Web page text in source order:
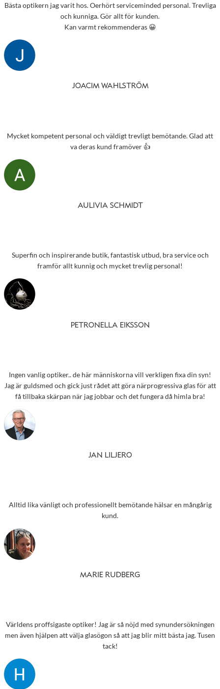
Bästa optikern jag varit hos. Oerhört serviceminded personal. Trevliga
och kunniga. Gör allt för kunden.
Kan varmt rekommenderas 😀
JOACIM WAHLSTRÖM
Mycket kompetent personal och väldigt trevligt bemötande. Glad att
va deras kund framöver 👍
AULIVIA SCHMIDT
Superfin och inspirerande butik, fantastisk utbud, bra service och
framför allt kunnig och mycket trevlig personal!
PETRONELLA EIKSSON
Ingen vanlig optiker.. de här människorna vill verkligen fixa din syn!
Jag är guldsmed och gick just rådet att göra närprogressiva glas för att
få tillbaka skärpan när jag jobbar och det fungera då himla bra!
JAN LILJERO
Alltid lika vänligt och professionellt bemötande hälsar en mångårig
kund.
MARIE RUDBERG
Världens proffsigaste optiker! Jag är så nöjd med synundersökningen
men även hjälpen att välja glasögon så att jag blir mitt bästa jag. Tusen
tack!